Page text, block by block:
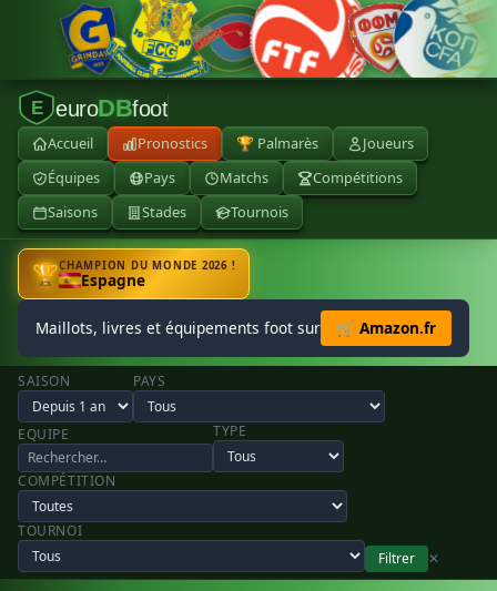
E euroDBfoot
Accueil Pronostics 🏆 Palmarès
Joueurs
Équipes
Pays Matchs
Compétitions
Saisons
Stades Tournois
🏆CHAMPION DU MONDE 2026 !
Espagne
Maillots, livres et équipements foot sur 🛒 Amazon.fr
SAISON PAYS
EQUIPE TYPE
COMPÉTITION
TOURNOI
Filtrer
✕